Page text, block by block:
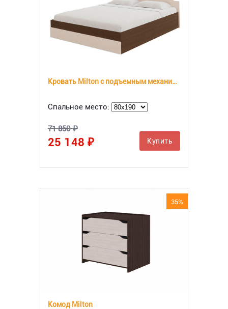
Кровать Milton с подъемным механизмом
Спальное место:
71 850 ₽
25 148 ₽ Купить
35%
Комод Milton